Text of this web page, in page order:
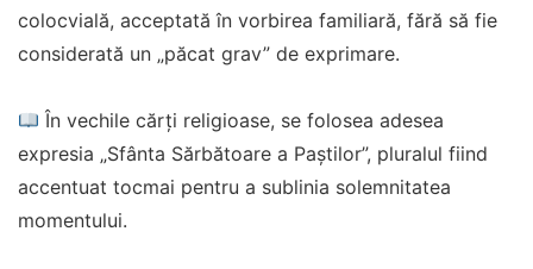
colocvială, acceptată în vorbirea familiară, fără să fie
considerată un „păcat grav” de exprimare.
În vechile cărți religioase, se folosea adesea
expresia „Sfânta Sărbătoare a Paștilor”, pluralul fiind
accentuat tocmai pentru a sublinia solemnitatea
momentului.